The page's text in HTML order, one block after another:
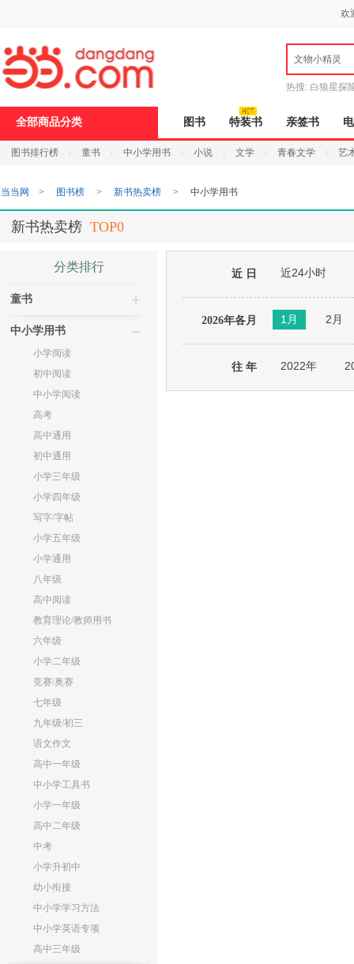
打
开
无
障
页
加
欢
文物小精灵
热搜: 白狼星探
全部商品分类 图书 特装书 亲签书
图书排行榜 童书 中小学用书 小说 文学 青春文学 艺
当当网 > 图书榜 > 新书热卖榜 > 中小学用书
新书热卖榜 TOP0
分类排行
童书
中小学用书
小学阅读
初中阅读
中小学阅读
高考
高中通用
初中通用
小学三年级
小学四年级
写字/字帖
小学五年级
小学通用
八年级
高中阅读
教育理论/教师用书
六年级
小学二年级
竞赛/奥赛
七年级
九年级/初三
语文作文
高中一年级
中小学工具书
小学一年级
高中二年级
中考
小学升初中
幼小衔接
中小学学习方法
中小学英语专项
高中三年级
近 日 近24小时
2026年各月 1月 2月
往 年 2022年